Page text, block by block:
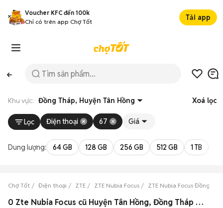
Voucher KFC đến 100k
Chỉ có trên app Chợ Tốt
Tải app
Khu vực: Đồng Tháp, Huyện Tân Hồng Xoá lọc
Lọc Điện thoại 67 Giá
Dung lượng: 64 GB 128 GB 256 GB 512 GB 1 TB
Chợ Tốt Điện thoại ZTE ZTE Nubia Focus ZTE Nubia Focus Đồng
0 Zte Nubia Focus cũ Huyện Tân Hồng, Đồng Tháp đẹp